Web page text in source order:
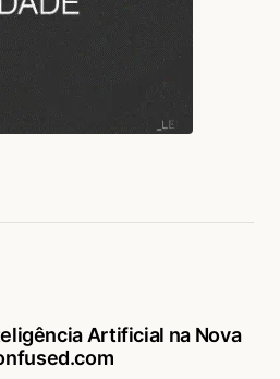
Artificial na Nova